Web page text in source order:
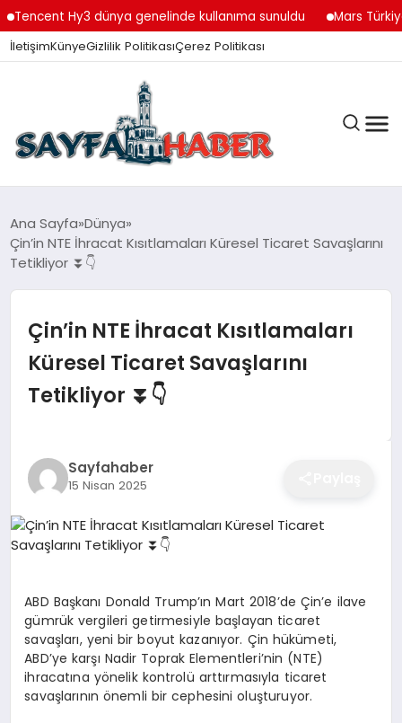
Hy3 dünya genelinde kullanıma sunuldu
Mars
İletişimKünyeGizlilik PolitikasıÇerez Politikası
ANA SAYFA
GÜNDEM
İZMIR HABERLERI
EKONOMI
SAĞLIK
SPOR
YAŞAM
Ana Sayfa Dünya
Çin’in NTE İhracat Kısıtlamaları Küresel Ticaret Savaşlarını
Tetikliyor ⏬👇
Çin’in NTE İhracat Kısıtlamaları
Küresel Ticaret Savaşlarını
Tetikliyor ⏬👇
Sayfahaber
15 Nisan 2025
ABD Başkanı Donald Trump’ın Mart 2018’de Çin’e ilave
gümrük vergileri getirmesiyle başlayan ticaret
savaşları, yeni bir boyut kazanıyor. Çin hükümeti,
ABD’ye karşı Nadir Toprak Elementleri’nin (NTE)
ihracatına yönelik kontrolü arttırmasıyla ticaret
savaşlarının önemli bir cephesini oluşturuyor.